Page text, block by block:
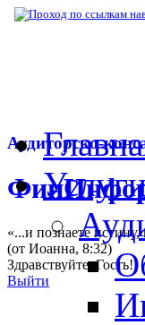
Аудиторско-
«...и познаете
(от Иоанна, 8:32)
Здравствуйте,Гость!
Выйти